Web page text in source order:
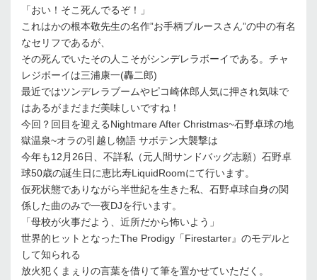
「おい！そこ死んでるぞ！」
これはかの根本敬先生の名作”お手柄ブルースさん”の中の有名
なセリフであるが、
その死んでいたその人こそがシンデレラボーイである。チャ
レジボーイは三浦康一(轟二郎)
最近ではツンデレラブームやピコ崎体郎人気に押され気味で
はあるがまだまだ美味しいですね！
今回？回目を迎えるNightmare After Christmas~石野卓球の地
獄温泉~オラの引越し物語 サボテン大襲撃は
今年も12月26日、不詳私（元人間サンドバッグ志願）石野卓
球50歳の誕生日に恵比寿LiquidRoomにて行います。
仮死状態でありながら半世紀を生きた私、石野卓球自身の関
係した曲のみで一夜DJを行います。
「母校が火事だよう、近所だから怖いよう」
世界的ヒットとなったThe Prodigy「Firestarter』のモデルと
して知られる
放火犯くまぇりの言葉を借りて筆を置かせていただく。